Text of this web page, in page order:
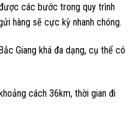
các bước trong quy trình
hàng sẽ cực kỳ nhanh chóng.
Giang khá đa dạng, cụ thể có
cách 36km, thời gian đi